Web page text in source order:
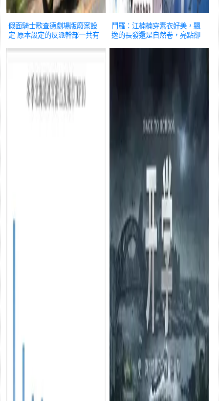
假面騎士歌查德劇場版廢案設
定 原本設定的反派幹部一共有
鬥羅：江楠楠穿素衣好美，飄
逸的長發還是自然卷，亮點卻